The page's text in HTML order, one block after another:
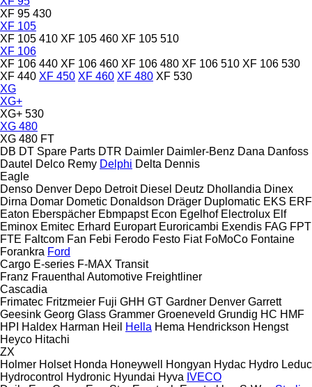
XF 95 430
XF 105
XF 105 410 XF 105 460 XF 105 510
XF 106
XF 106 440 XF 106 460 XF 106 480 XF 106 510 XF 106 530
XF 440 XF 450 XF 460 XF 480 XF 530
XG
XG+
XG+ 530
XG 480
XG 480 FT
DB DT Spare Parts DTR Daimler Daimler-Benz Dana Danfoss
Dautel Delco Remy Delphi Delta Dennis
Eagle
Denso Denver Depo Detroit Diesel Deutz Dhollandia Dinex
Dirna Domar Dometic Donaldson Dräger Duplomatic EKS ERF
Eaton Eberspächer Ebmpapst Econ Egelhof Electrolux Elf
Eminox Emitec Erhard Europart Euroricambi Exendis FAG FPT
FTE Faltcom Fan Febi Ferodo Festo Fiat FoMoCo Fontaine
Forankra Ford
Cargo E-series F-MAX Transit
Franz Frauenthal Automotive Freightliner
Cascadia
Frimatec Fritzmeier Fuji GHH GT Gardner Denver Garrett
Geesink Georg Glass Grammer Groeneveld Grundig HC HMF
HPI
Haldex Harman Heil Hella Hema Hendrickson Hengst
Heyco Hitachi
ZX
Holmer Holset Honda Honeywell Hongyan Hydac Hydro Leduc
Hydrocontrol Hydronic Hyundai Hyva IVECO